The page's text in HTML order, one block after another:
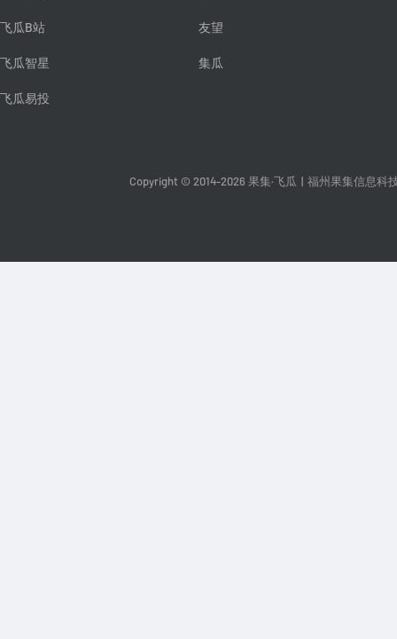
飞瓜B站
飞瓜智星
飞瓜易投
友望
集瓜
Copyright © 2014-2026 果集·飞瓜 福州果集信息科